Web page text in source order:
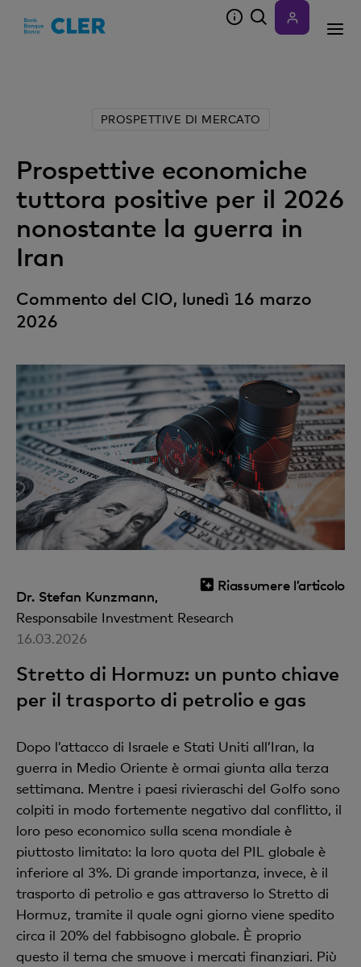
PROSPETTIVE DI MERCATO
Prospettive economiche
tuttora positive per il 2026
nonostante la guerra in
Iran
Commento del CIO, lunedì 16 marzo
2026
Riassumere l’articolo
Dr. Stefan Kunzmann,
Responsabile Investment Research
16.03.2026
Stretto di Hormuz: un punto chiave
per il trasporto di petrolio e gas
Dopo l’attacco di Israele e Stati Uniti all’Iran, la
guerra in Medio Oriente è ormai giunta alla terza
settimana. Mentre i paesi rivieraschi del Golfo sono
colpiti in modo fortemente negativo dal conflitto, il
loro peso economico sulla scena mondiale è
piuttosto limitato: la loro quota del PIL globale è
inferiore al 3%. Di grande importanza, invece, è il
trasporto di petrolio e gas attraverso lo Stretto di
Hormuz, tramite il quale ogni giorno viene spedito
circa il 20% del fabbisogno globale. È proprio
questo il tema che smuove i mercati finanziari. Più